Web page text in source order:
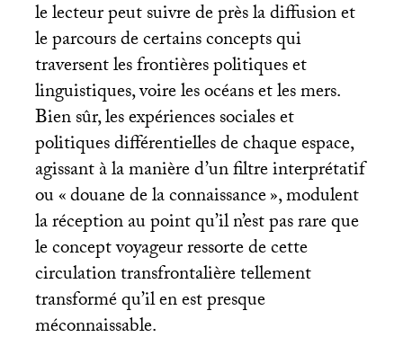
le lecteur peut suivre de près la diffusion et
le parcours de certains concepts qui
traversent les frontières politiques et
linguistiques, voire les océans et les mers.
Bien sûr, les expériences sociales et
politiques différentielles de chaque espace,
agissant à la manière d’un filtre interprétatif
ou «douane de la connaissance», modulent
la réception au point qu’il n’est pas rare que
le concept voyageur ressorte de cette
circulation transfrontalière tellement
transformé qu’il en est presque
méconnaissable.